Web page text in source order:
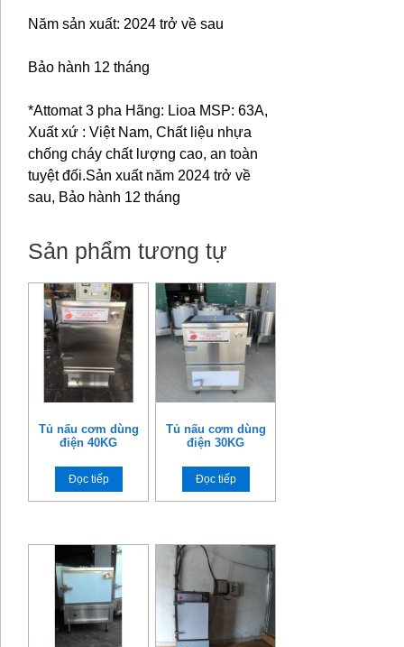
Năm sản xuất: 2024 trở về sau
Bảo hành 12 tháng
*Attomat 3 pha Hãng: Lioa MSP: 63A,
Xuất xứ : Việt Nam, Chất liệu nhựa
chống cháy chất lượng cao, an toàn
tuyệt đối.Sản xuất năm 2024 trở về
sau, Bảo hành 12 tháng
Sản phẩm tương tự
Tủ nấu cơm dùng
điện 40KG
Đọc tiếp
Tủ nấu cơm dùng
điện 30KG
Đọc tiếp